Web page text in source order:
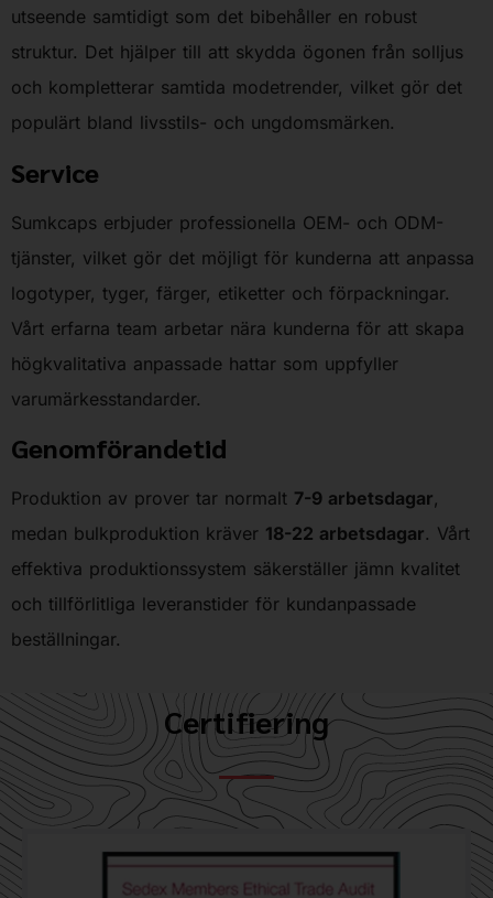
utseende samtidigt som det bibehåller en robust
struktur. Det hjälper till att skydda ögonen från solljus
och kompletterar samtida modetrender, vilket gör det
populärt bland livsstils- och ungdomsmärken.
Service
Sumkcaps erbjuder professionella OEM- och ODM-
tjänster, vilket gör det möjligt för kunderna att anpassa
logotyper, tyger, färger, etiketter och förpackningar.
Vårt erfarna team arbetar nära kunderna för att skapa
högkvalitativa anpassade hattar som uppfyller
varumärkesstandarder.
Genomförandetid
Produktion av prover tar normalt 7-9 arbetsdagar,
medan bulkproduktion kräver 18-22 arbetsdagar. Vårt
effektiva produktionssystem säkerställer jämn kvalitet
och tillförlitliga leveranstider för kundanpassade
beställningar.
Certifiering